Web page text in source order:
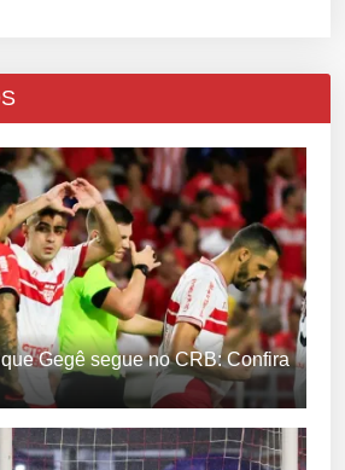
Gegê segue no CRB: Confira